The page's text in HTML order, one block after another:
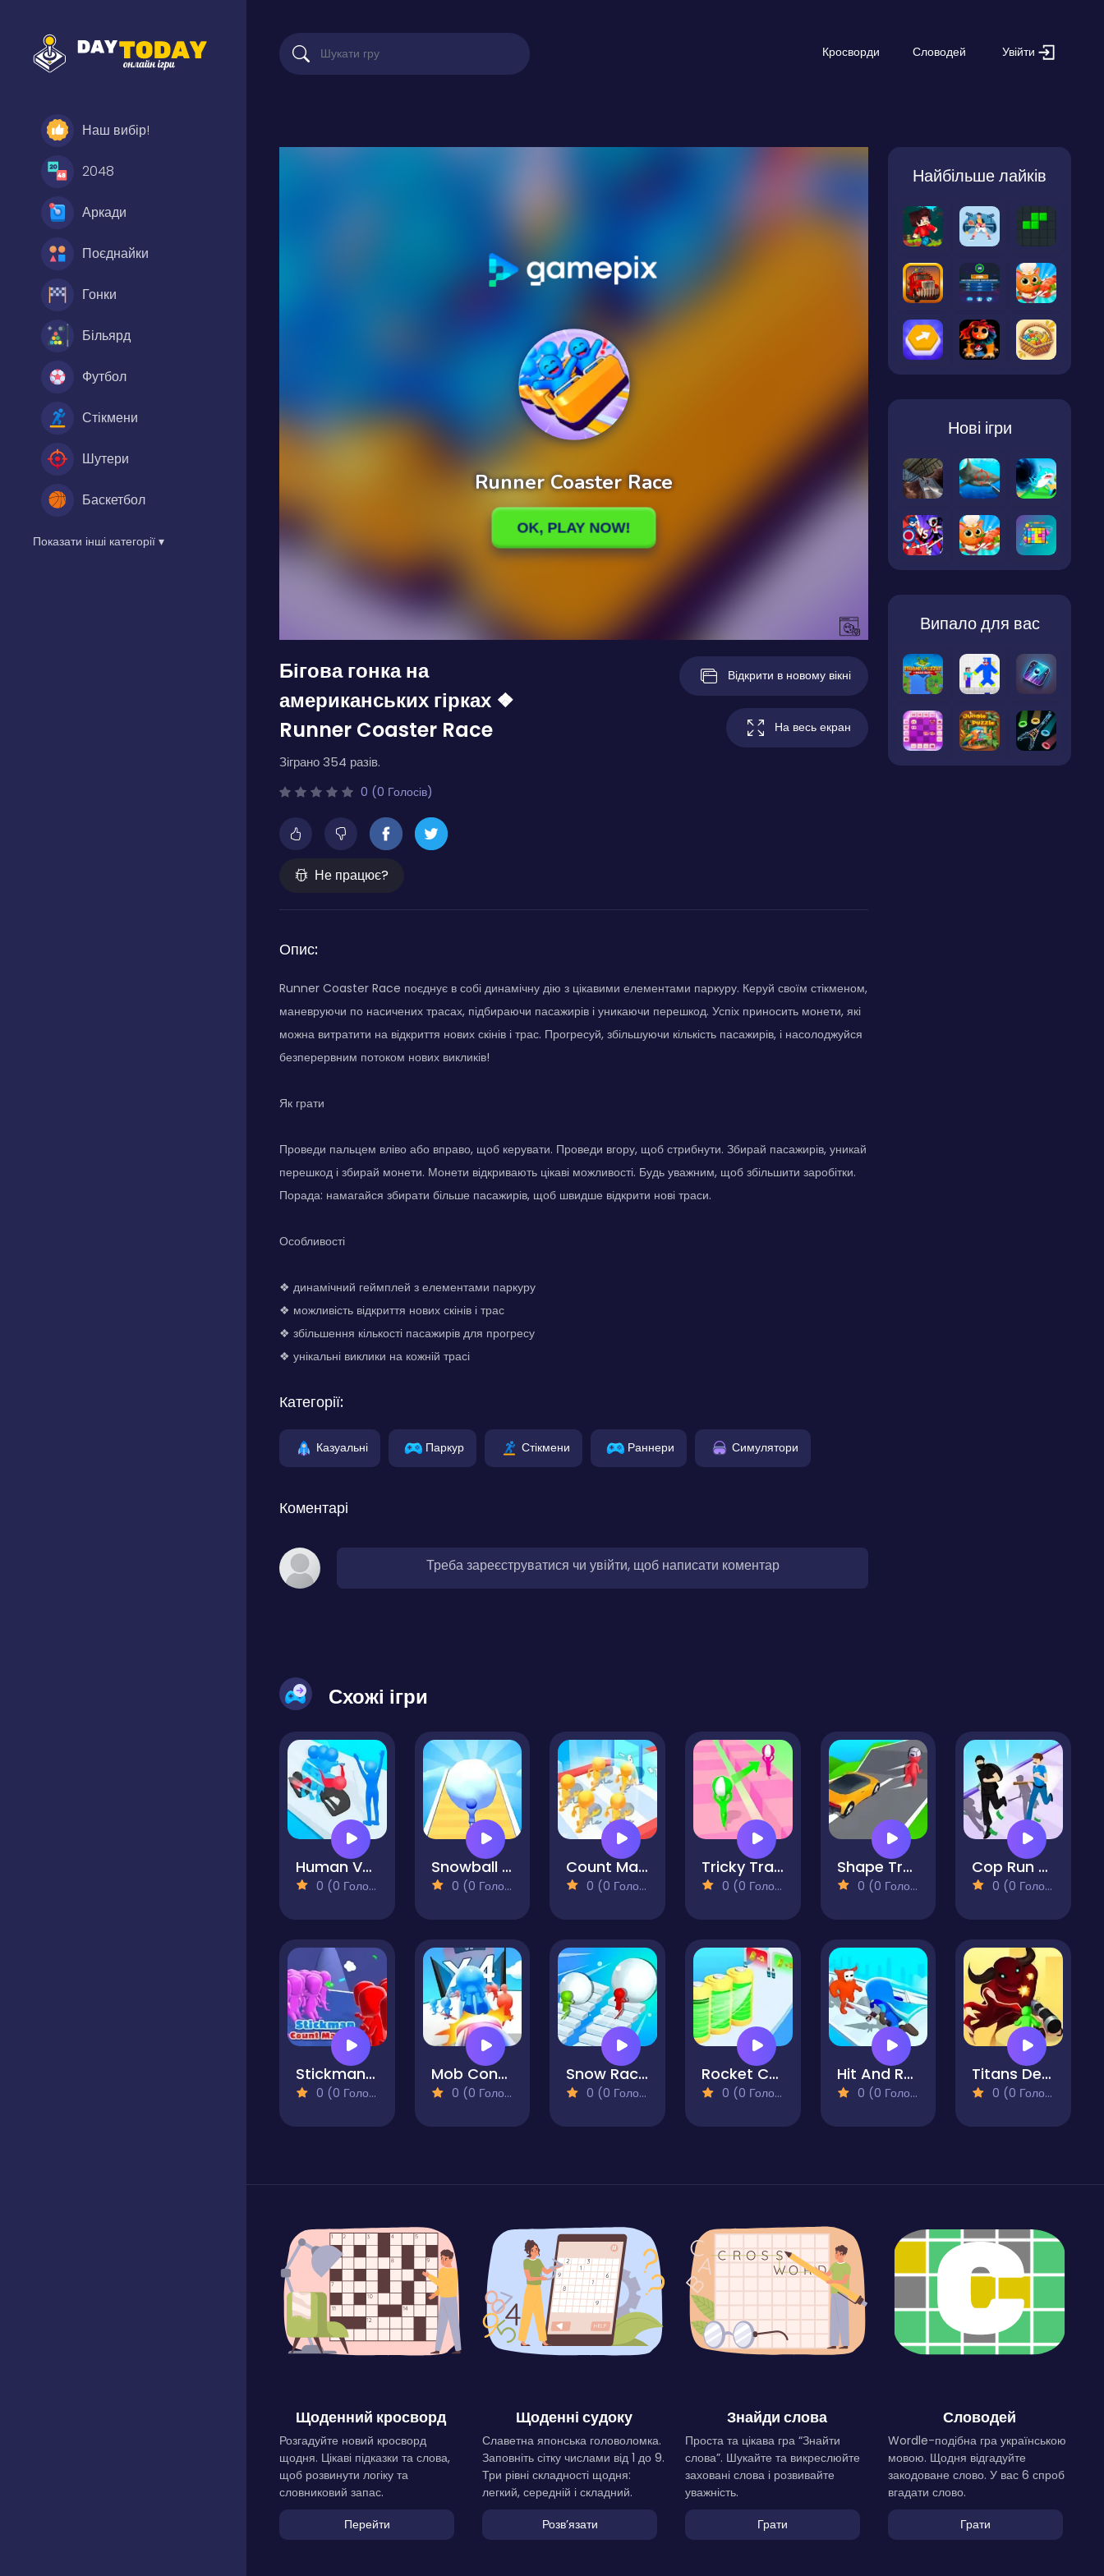
Наш вибір!
2048
Аркади
Поєднайки
Гонки
Більярд
Футбол
Стікмени
Шутери
Баскетбол
Показати інші категорії ▾
Кросворди Словодей Увійти
Бігова гонка на
американських гірках ❖
Runner Coaster Race
Зіграно 354 разів.
0 (0 Голосів)
Не працює?
Відкрити в новому вікні
На весь екран
Опис:
Runner Coaster Race поєднує в собі динамічну дію з цікавими елементами паркуру. Керуй своїм стікменом,
маневруючи по насичених трасах, підбираючи пасажирів і уникаючи перешкод. Успіх приносить монети, які
можна витратити на відкриття нових скінів і трас. Прогресуй, збільшуючи кількість пасажирів, і насолоджуйся
безперервним потоком нових викликів!
Як грати
Проведи пальцем вліво або вправо, щоб керувати. Проведи вгору, щоб стрибнути. Збирай пасажирів, уникай
перешкод і збирай монети. Монети відкривають цікаві можливості. Будь уважним, щоб збільшити заробітки.
Порада: намагайся збирати більше пасажирів, щоб швидше відкрити нові траси.
Особливості
❖ динамічний геймплей з елементами паркуру
❖ можливість відкриття нових скінів і трас
❖ збільшення кількості пасажирів для прогресу
❖ унікальні виклики на кожній трасі
Категорії:
Казуальні Паркур Стікмени Раннери Симулятори
Коментарі
Треба зареєструватися чи увійти, щоб написати коментар
Найбільше лайків
Нові ігри
Випало для вас
Схожі ігри
Human Vehicle Run
0 (0 Голосів)
Snowball Rush 3D
0 (0 Голосів)
Count Master Match Color Run
0 (0 Голосів)
Tricky Track 3D 2
0 (0 Голосів)
Shape Transform Shifting Rush
0 (0 Голосів)
Cop Run 3D
0 (0 Голосів)
Stickman Count Masters
0 (0 Голосів)
Mob Control Shoot
0 (0 Голосів)
Snow Race 3d Fun Racing
0 (0 Голосів)
Rocket Charge Run
0 (0 Голосів)
Hit And Run Solo Leveling
0 (0 Голосів)
Titans Defense Run
0 (0 Голосів)
Щоденний кросворд
Розгадуйте новий кросворд
щодня. Цікаві підказки та слова,
щоб розвинути логіку та
словниковий запас.
Перейти
Щоденні судоку
Славетна японська головоломка.
Заповніть сітку числами від 1 до 9.
Три рівні складності щодня:
легкий, середній і складний.
Розвʼязати
Знайди слова
Проста та цікава гра “Знайти
слова”. Шукайте та викреслюйте
заховані слова і розвивайте
уважність.
Грати
Словодей
Wordle-подібна гра українською
мовою. Щодня відгадуйте
закодоване слово. У вас 6 спроб
вгадати слово.
Грати